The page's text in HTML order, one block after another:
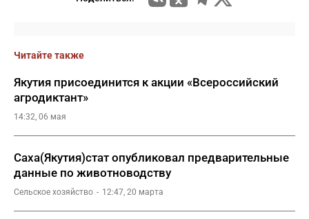
Читайте также
Якутия присоединится к акции «Всероссийский
агродиктант»
14:32, 06 мая
Саха(Якутия)стат опубликовал предварительные
данные по животноводству
Сельское хозяйство 12:47, 20 марта